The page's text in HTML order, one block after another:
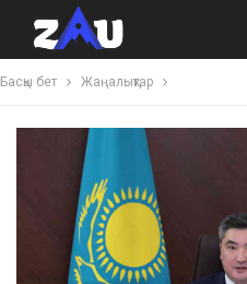
Басқы бет Жаңалықтар